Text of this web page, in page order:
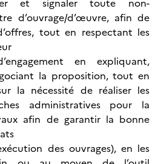
et signaler toute non-
d’ouvrage/d’œuvre, afin de
tout en respectant les
en expliquant,
la proposition, tout en
la nécessité de réaliser les
administratives pour la
afin de garantir la bonne
des ouvrages), en les